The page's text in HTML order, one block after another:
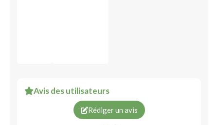
Avis des utilisateurs
Rédiger un avis